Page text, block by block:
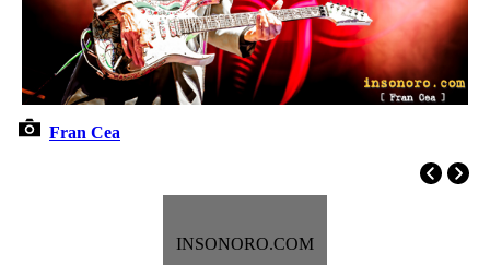
Fran Cea
INSONORO.COM